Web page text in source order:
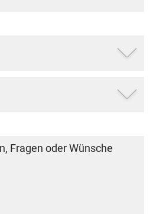
Fragen oder Wünsche